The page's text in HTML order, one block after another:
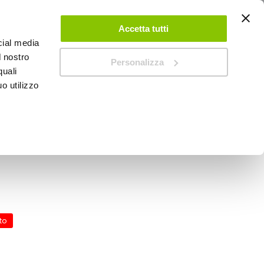
media
nostro
utilizzo
Accetta tutti
Personalizza
ACCEDI CREA UN ACCOUNT CONTATTACI